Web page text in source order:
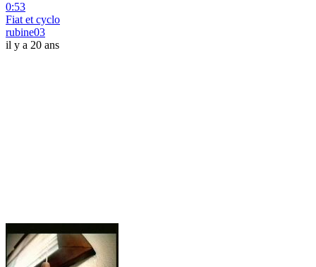
0:53
Fiat et cyclo
rubine03
il y a 20 ans